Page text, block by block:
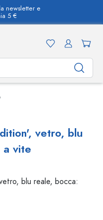
newsletter e
5 €
vetro, blu
a vite